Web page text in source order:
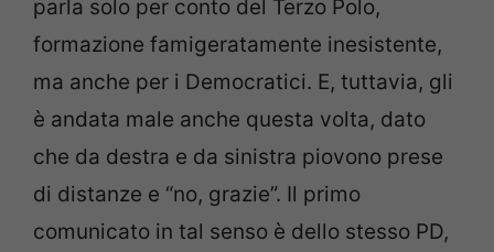
parla solo per conto del Terzo Polo,
formazione famigeratamente inesistente,
ma anche per i Democratici. E, tuttavia, gli
è andata male anche questa volta, dato
che da destra e da sinistra piovono prese
di distanze e “no, grazie”. Il primo
comunicato in tal senso è dello stesso PD,